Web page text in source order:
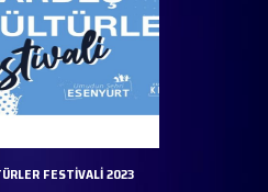
FESTİVALİ 2023